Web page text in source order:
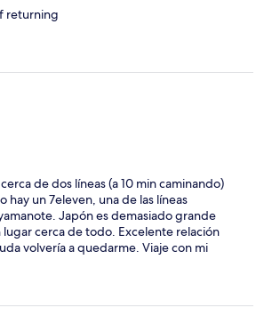
returning
de dos líneas (a 10 min caminando)
hay un 7eleven, una de las líneas
Japón es demasiado grande
cerca de todo. Excelente relación
volvería a quedarme. Viaje con mi